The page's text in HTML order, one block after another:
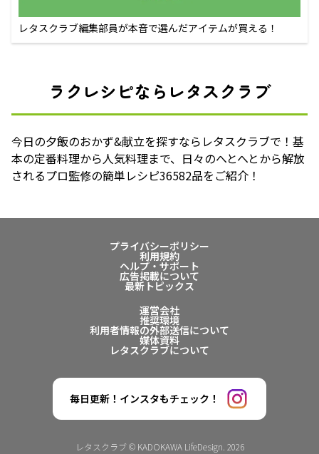
レタスクラブ編集部員が本音で選んだアイテムが買える！
ラクレシピならレタスクラブ
今日の夕飯のおかず&献立を探すならレタスクラブで！基
本の定番料理から人気料理まで、日々のへとへとから解放
されるプロ監修の簡単レシピ36582品をご紹介！
プライバシーポリシー
利用規約
ヘルプ・サポート
広告掲載について
最新トピックス
運営会社
推奨環境
利用者情報の外部送信について
媒体資料
レタスクラブについて
毎日更新！インスタもチェック！
レタスクラブ © KADOKAWA LifeDesign. 2026